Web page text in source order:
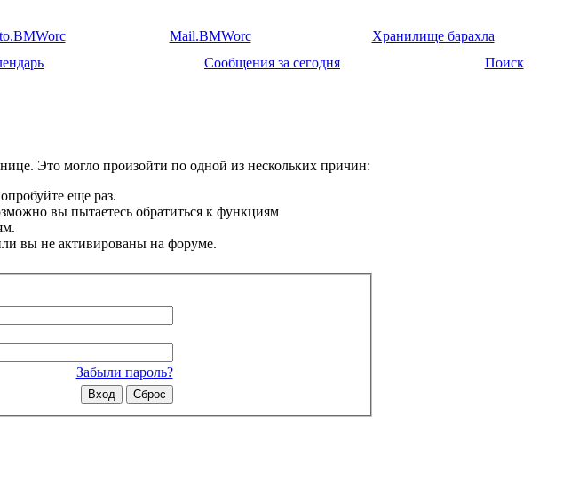
Mail.BMWorc
Хранилище барахла
Сообщения за сегодня Поиск
Это могло произойти по одной из нескольких причин:
еще раз.
вы пытаетесь обратиться к функциям
вы не активированы на форуме.
Забыли пароль?